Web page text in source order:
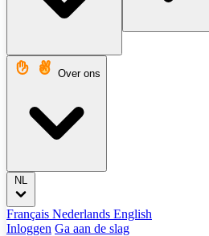
Over ons
Français Nederlands English
Inloggen Ga aan de slag